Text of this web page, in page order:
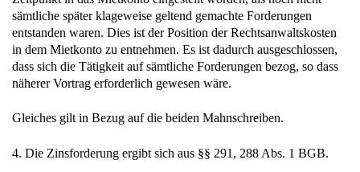
entstanden waren. Dies ist der Position der Rechtsanwaltskosten
in dem Mietkonto zu entnehmen. Es ist dadurch ausgeschlossen,
dass sich die Tätigkeit auf sämtliche Forderungen bezog, so dass
näherer Vortrag erforderlich gewesen wäre.
Gleiches gilt in Bezug auf die beiden Mahnschreiben.
4. Die Zinsforderung ergibt sich aus §§ 291, 288 Abs. 1 BGB.
5. Die Kostenentscheidung folgt aus §§ 92 Abs. 1, 97 Abs. 1